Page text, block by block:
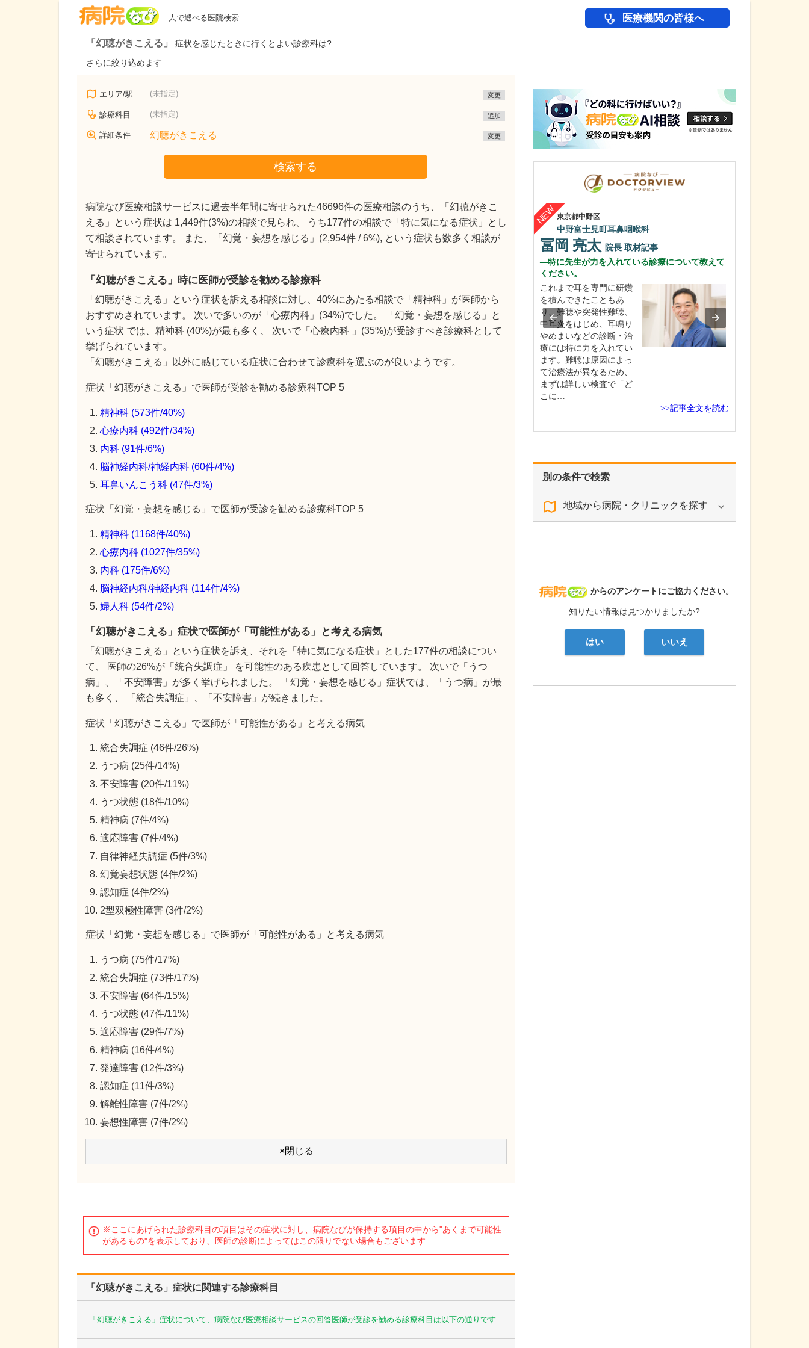
人で選べる医院検索 医療機関の皆様へ
「幻聴がきこえる」
症状を感じたときに行くとよい診療科は?
さらに絞り込めます
エリア/駅 (未指定) 変更
診療科目 (未指定) 追加
詳細条件 幻聴がきこえる 変更
検索する
病院なび医療相談サービスに過去半年間に寄せられた46696件の医療相談のうち、「幻聴がきこ
える」という症状は 1,449件(3%)の相談で見られ、 うち177件の相談で「特に気になる症状」とし
て相談されています。 また、「幻覚・妄想を感じる」(2,954件 / 6%), という症状も数多く相談が
寄せられています。
「幻聴がきこえる」時に医師が受診を勧める診療科
「幻聴がきこえる」という症状を訴える相談に対し、40%にあたる相談で「精神科」が医師から
おすすめされています。 次いで多いのが「心療内科」(34%)でした。 「幻覚・妄想を感じる」と
いう症状 では、精神科 (40%)が最も多く、 次いで「心療内科 」(35%)が受診すべき診療科として
挙げられています。
「幻聴がきこえる」以外に感じている症状に合わせて診療科を選ぶのが良いようです。
症状「幻聴がきこえる」で医師が受診を勧める診療科TOP 5
精神科 (573件/40%)
心療内科 (492件/34%)
内科 (91件/6%)
脳神経内科/神経内科 (60件/4%)
耳鼻いんこう科 (47件/3%)
症状「幻覚・妄想を感じる」で医師が受診を勧める診療科TOP 5
精神科 (1168件/40%)
心療内科 (1027件/35%)
内科 (175件/6%)
脳神経内科/神経内科 (114件/4%)
婦人科 (54件/2%)
「幻聴がきこえる」症状で医師が「可能性がある」と考える病気
「幻聴がきこえる」という症状を訴え、それを「特に気になる症状」とした177件の相談につい
て、 医師の26%が「統合失調症」 を可能性のある疾患として回答しています。 次いで「うつ
病」、「不安障害」が多く挙げられました。 「幻覚・妄想を感じる」症状では、「うつ病」が最
も多く、 「統合失調症」、「不安障害」が続きました。
症状「幻聴がきこえる」で医師が「可能性がある」と考える病気
統合失調症 (46件/26%)
うつ病 (25件/14%)
不安障害 (20件/11%)
うつ状態 (18件/10%)
精神病 (7件/4%)
適応障害 (7件/4%)
自律神経失調症 (5件/3%)
幻覚妄想状態 (4件/2%)
認知症 (4件/2%)
2型双極性障害 (3件/2%)
症状「幻覚・妄想を感じる」で医師が「可能性がある」と考える病気
うつ病 (75件/17%)
統合失調症 (73件/17%)
不安障害 (64件/15%)
うつ状態 (47件/11%)
適応障害 (29件/7%)
精神病 (16件/4%)
発達障害 (12件/3%)
認知症 (11件/3%)
解離性障害 (7件/2%)
妄想性障害 (7件/2%)
×閉じる
※ここにあげられた診療科目の項目はその症状に対し、病院なびが保持する項目の中から"あくまで可能性
があるもの"を表示しており、医師の診断によってはこの限りでない場合もございます
「幻聴がきこえる」症状に関連する診療科目
「幻聴がきこえる」症状について、病院なび医療相談サービスの回答医師が受診を勧める診療科目は以下の通りです
別の条件で検索
地域から病院・クリニックを探す
病院なび
からのアンケートにご協力ください。
知りたい情報は見つかりましたか?
はい いいえ
東京都中野区
中野富士見町耳鼻咽喉科
冨岡 亮太 院長 取材記事
特に先生が力を入れている診療について教えて
ください。
これまで耳を専門に研鑽
を積んできたこともあ
り、難聴や突発性難聴、
中耳炎をはじめ、耳鳴り
やめまいなどの診断・治
療には特に力を入れてい
ます。難聴は原因によっ
て治療法が異なるため、
まずは詳しい検査で「ど
こに…
>>記事全文を読む
千葉県君津市
鈴木病院
鈴木 研也
密着して、住民の方々の
健康維持や健康増進のた
めに力を尽くしてきまし
た。検査・診断を含めた
治療・管理、予防接種、
めて患者さんのニーズに